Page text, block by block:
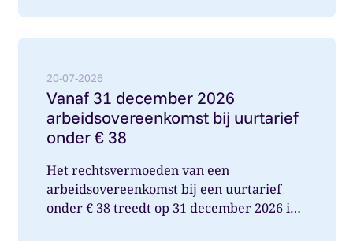
20-07-2026
Vanaf 31 december 2026
arbeidsovereenkomst bij uurtarief
onder € 38
Het rechtsvermoeden van een
arbeidsovereenkomst bij een uurtarief
onder € 38 treedt op 31 december 2026 in